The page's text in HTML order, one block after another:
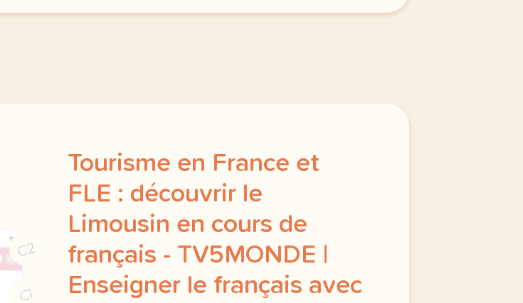
C2
C1
Tourisme en France et
FLE : découvrir le
Limousin en cours de
français - TV5MONDE |
Enseigner le français avec